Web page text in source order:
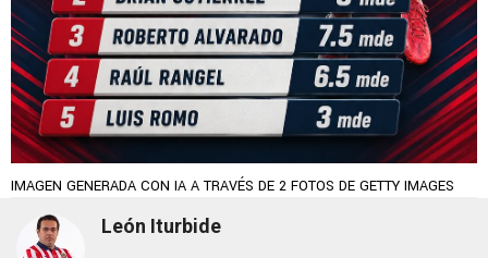
IMAGEN GENERADA CON IA A TRAVÉS DE 2 FOTOS DE GETTY IMAGES
León Iturbide